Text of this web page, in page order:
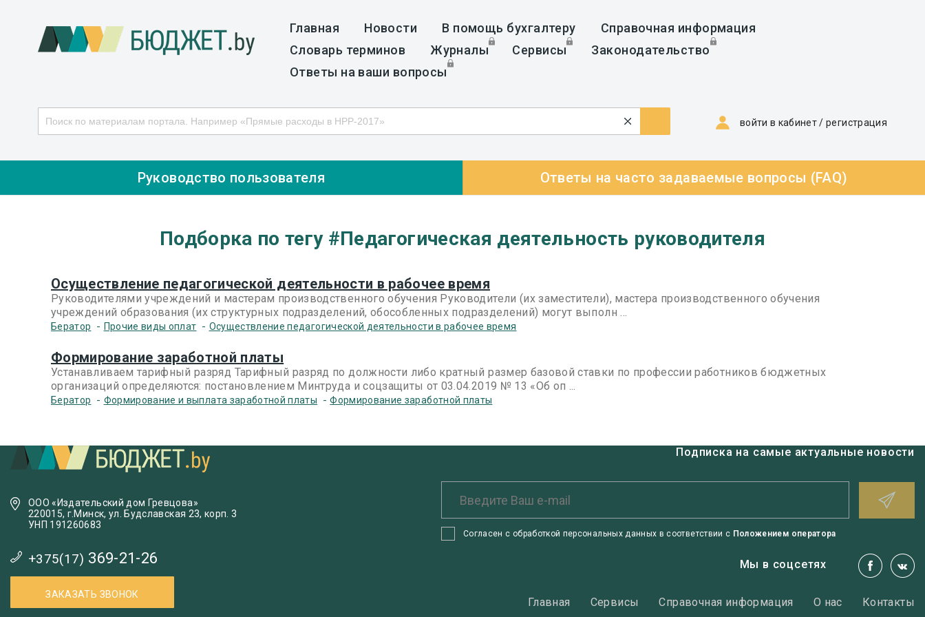
Главная Новости В помощь бухгалтеру
Справочная информация
Словарь терминов
Журналы Сервисы
Законодательство
Ответы на ваши вопросы
войти в кабинет/регистрация
Руководство пользователя Ответы на часто задаваемые вопросы (FAQ)
Подборка по тегу #Педагогическая деятельность руководителя
Осуществление педагогической деятельности в рабочее время
Руководителями учреждений и мастерам производственного обучения Руководители (их заместители), мастера производственного обучения
учреждений образования (их структурных подразделений, обособленных подразделений) могут выполн ...
Бератор - Прочие виды оплат - Осуществление педагогической деятельности в рабочее время
Формирование заработной платы
Устанавливаем тарифный разряд Тарифный разряд по должности либо кратный размер базовой ставки по профессии работников бюджетных
организаций определяются: постановлением Минтруда и соцзащиты от 03.04.2019 № 13 «Об оп ...
Бератор - Формирование и выплата заработной платы -Формирование заработной платы
ООО «Издательский дом Гревцова»
220015, г.Минск, ул. Будславская 23, корп. 3
УНП 191260683
+375(17) 369-21-26
ЗАКАЗАТЬ ЗВОНОК
Подписка на самые актуальные новости
Согласен с обработкой персональных данных в соответствии с Положением оператора
Мы в соцсетях
Главная Сервисы Справочная информация О нас Контакты